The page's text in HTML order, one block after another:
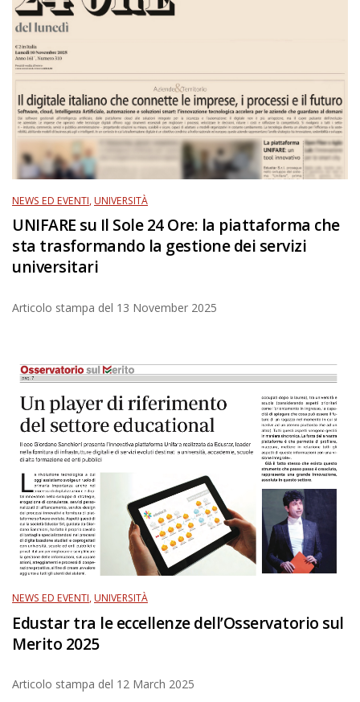
NEWS ED EVENTI,UNIVERSITÀ
UNIFARE su Il Sole 24 Ore: la piattaforma che
sta trasformando la gestione dei servizi
universitari
Articolo stampa del 13 November 2025
NEWS ED EVENTI,UNIVERSITÀ
Edustar tra le eccellenze dell’Osservatorio sul
Merito 2025
Articolo stampa del 12 March 2025